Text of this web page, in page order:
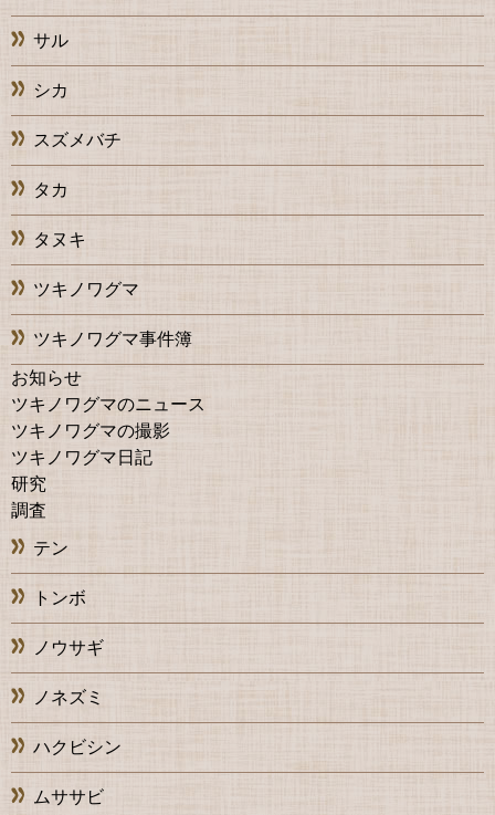
サル
シカ
スズメバチ
タカ
タヌキ
ツキノワグマ
ツキノワグマ事件簿
お知らせ
ツキノワグマのニュース
ツキノワグマの撮影
ツキノワグマ日記
研究
調査
テン
トンボ
ノウサギ
ノネズミ
ハクビシン
ムササビ